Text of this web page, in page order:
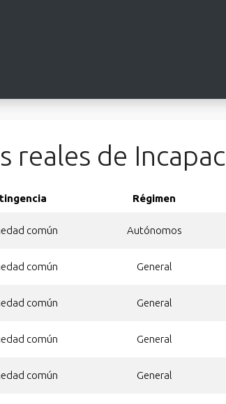
reales de
Régimen
común Autónomos
común General
común General
común General
común General